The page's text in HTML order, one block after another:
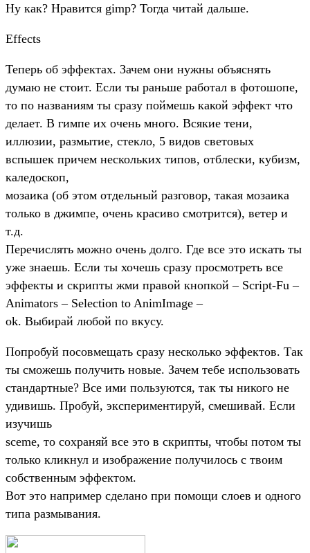
Ну как? Нравится gimp? Тогда читай дальше.
Еffects
Теперь об эффектах. Зачем они нужны объяснять
думаю не стоит. Если ты раньше работал в фотошопе,
то по названиям ты сразу поймешь какой эффект что
делает. В гимпе их очень много. Всякие тени,
иллюзии, размытие, стекло, 5 видов световых
вспышек причем нескольких типов, отблески, кубизм,
каледоскоп,
мозаика (об этом отдельный разговор, такая мозаика
только в джимпе, очень красиво смотрится), ветер и
т.д.
Перечислять можно очень долго. Где все это искать ты
уже знаешь. Если ты хочешь сразу просмотреть все
эффекты и скрипты жми правой кнопкой – Script-Fu –
Animators – Selection to AnimImage –
ok. Выбирай любой по вкусу.
Попробуй посовмещать сразу несколько эффектов. Так
ты сможешь получить новые. Зачем тебе использовать
стандартные? Все ими пользуются, так ты никого не
удивишь. Пробуй, экспериментируй, смешивай. Если
изучишь
sceme, то сохраняй все это в скрипты, чтобы потом ты
только кликнул и изображение получилось с твоим
собственным эффектом.
Вот это например сделано при помощи слоев и одного
типа размывания.